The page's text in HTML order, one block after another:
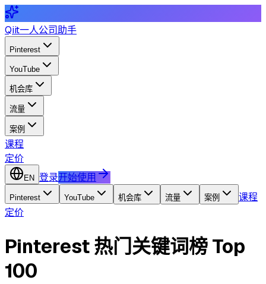
Qiit一人公司助手
Pinterest
YouTube
机会库
流量
案例
课程
定价
EN 登录开始使用
Pinterest YouTube 机会库 流量 案例
课程
定价
Pinterest 热门关键词榜 Top
100